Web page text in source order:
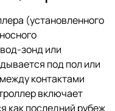
(установленного
зонд или
под пол или
контактами
включает
как последний рубеж